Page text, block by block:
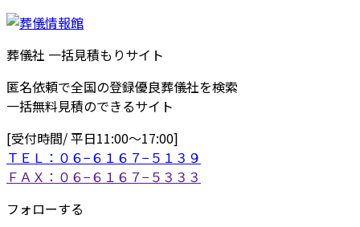
葬儀社 一括見積もりサイト
匿名依頼で全国の登録優良葬儀社を検索
一括無料見積のできるサイト
[受付時間/ 平日11:00〜17:00]
ＴＥＬ：０６−６１６７−５１３９
ＦＡＸ：０６−６１６７−５３３３
フォローする